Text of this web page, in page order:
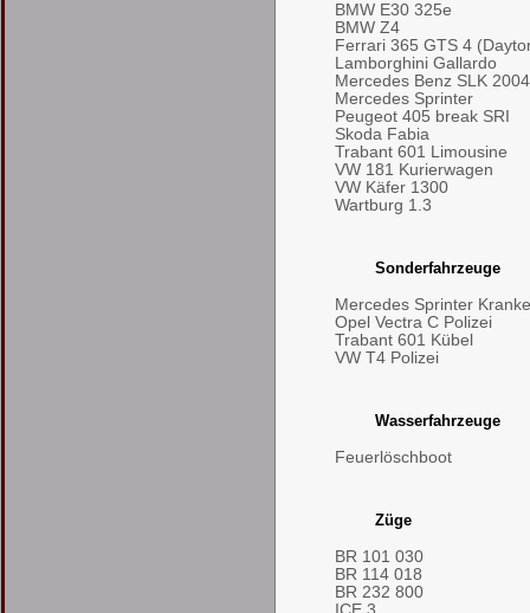
BMW E30 325e
BMW Z4
Ferrari 365 GTS 4
Lamborghini Gallardo
Mercedes Benz SLK
Mercedes Sprinter
Peugeot 405 break SRI
Skoda Fabia
Trabant 601 Limousine
VW 181 Kurierwagen
VW Käfer 1300
Wartburg 1.3
Sonderfahrzeuge
Mercedes Sprinter
Opel Vectra C Polizei
Trabant 601 Kübel
VW T4 Polizei
Wasserfahrzeuge
Feuerlöschboot
Züge
BR 101 030
BR 114 018
BR 232 800